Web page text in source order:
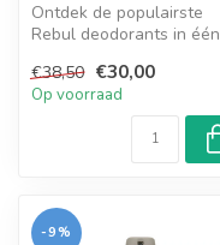
Ontdek de populairste
Rebul deodorants in één
formule ...
€38,50 €30,00
Op voorraad
-9%